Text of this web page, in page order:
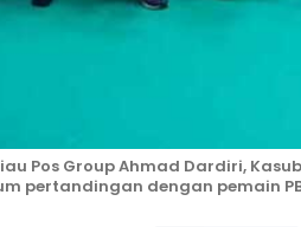
Pos Group Ahmad Dardiri,
pertandingan dengan pemain PB